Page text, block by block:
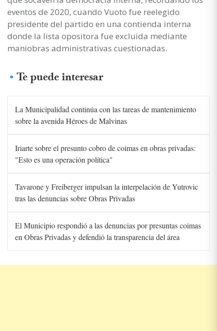
eventos de 2020, cuando Vuoto fue reelegido
presidente del partido en una contienda interna
donde la lista opositora fue excluida mediante
maniobras administrativas cuestionadas.
Te puede interesar
La Municipalidad continúa con las tareas de mantenimiento
sobre la avenida Héroes de Malvinas
Iriarte sobre el presunto cobro de coimas en obras privadas:
"Esto es una operación política"
Tavarone y Freiberger impulsan la interpelación de Yutrovic
tras las denuncias sobre Obras Privadas
El Municipio respondió a las denuncias por presuntas coimas
en Obras Privadas y defendió la transparencia del área